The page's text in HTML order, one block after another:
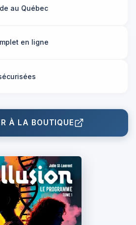
au Québec
en ligne
À LA BOUTIQUE